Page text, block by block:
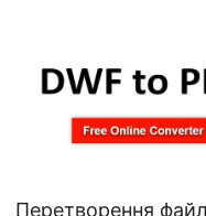
Перетворення